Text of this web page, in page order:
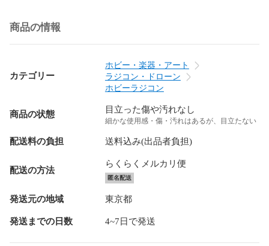
商品の情報
カテゴリー
ホビー・楽器・アート
ラジコン・ドローン
ホビーラジコン
商品の状態 目立った傷や汚れなし
細かな使用感・傷・汚れはあるが、目立たない
配送料の負担 送料込み(出品者負担)
配送の方法
らくらくメルカリ便
匿名配送
発送元の地域 東京都
発送までの日数 4~7日で発送